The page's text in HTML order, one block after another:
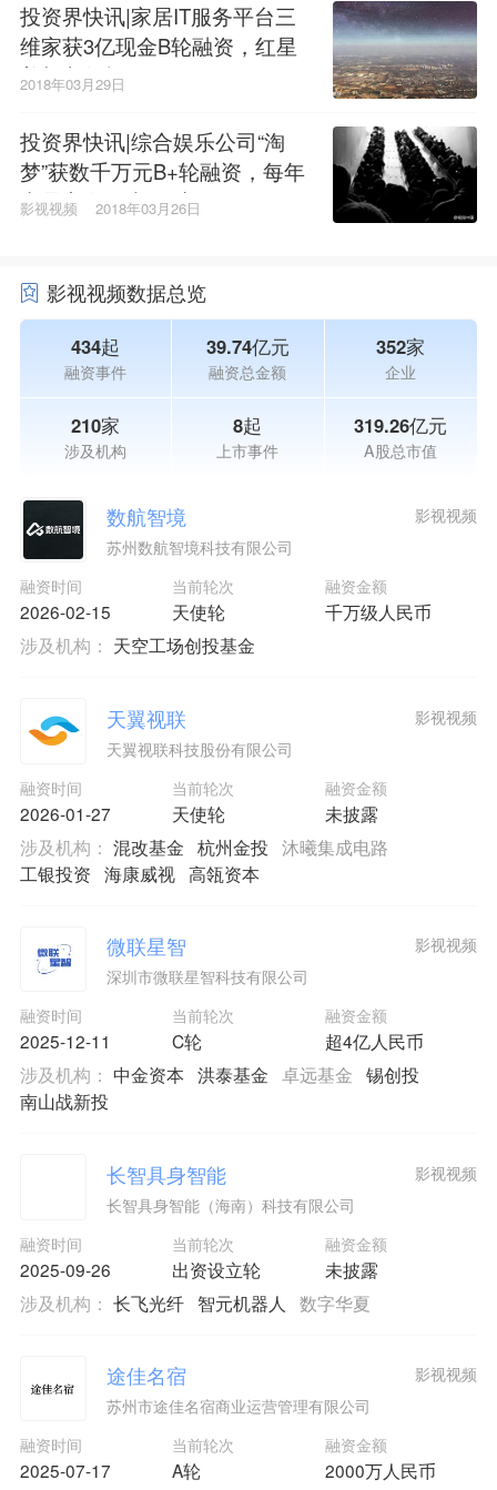
投资界快讯|家居IT服务平台三
维家获3亿现金B轮融资，红星
美凯龙领投
2018年03月29日
投资界快讯|综合娱乐公司“淘
梦”获数千万元B+轮融资，每年
出品宣发网大150部
影视视频 2018年03月26日
影视视频数据总览
434起
融资事件
39.74亿元
融资总金额
352家
企业
210家
涉及机构
8起
上市事件
319.26亿元
A股总市值
数航智境
苏州数航智境科技有限公司
融资时间
2026-02-15
当前轮次
天使轮
融资金额
千万级人民币
影视视频
涉及机构： 天空工场创投基金
天翼视联
天翼视联科技股份有限公司
融资时间
2026-01-27
当前轮次
天使轮
融资金额
未披露
影视视频
涉及机构： 混改基金 杭州金投 沐曦集成电路
工银投资 海康威视 高瓴资本
微联星智
深圳市微联星智科技有限公司
融资时间
2025-12-11
当前轮次
C轮
融资金额
超4亿人民币
影视视频
涉及机构： 中金资本 洪泰基金 卓远基金 锡创投
南山战新投
长智具身智能
长智具身智能（海南）科技有限公司
融资时间
2025-09-26
当前轮次
出资设立轮
融资金额
未披露
影视视频
涉及机构： 长飞光纤 智元机器人 数字华夏
途佳名宿
苏州市途佳名宿商业运营管理有限公司
融资时间
2025-07-17
当前轮次
A轮
融资金额
2000万人民币
影视视频